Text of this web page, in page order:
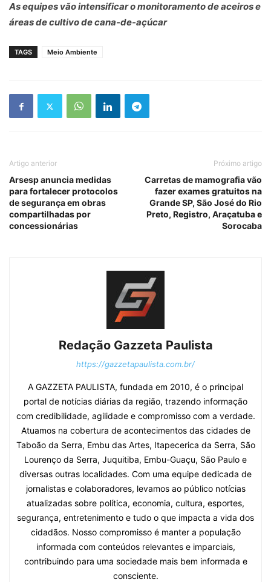
As equipes vão intensificar o monitoramento de aceiros e
áreas de cultivo de cana-de-açúcar
TAGS Meio Ambiente
Artigo anterior
Arsesp anuncia medidas
para fortalecer protocolos
de segurança em obras
compartilhadas por
concessionárias
Próximo artigo
Carretas de mamografia vão
fazer exames gratuitos na
Grande SP, São José do Rio
Preto, Registro, Araçatuba e
Sorocaba
Redação Gazzeta Paulista
https://gazzetapaulista.com.br/
A GAZZETA PAULISTA, fundada em 2010, é o principal
portal de notícias diárias da região, trazendo informação
com credibilidade, agilidade e compromisso com a verdade.
Atuamos na cobertura de acontecimentos das cidades de
Taboão da Serra, Embu das Artes, Itapecerica da Serra, São
Lourenço da Serra, Juquitiba, Embu-Guaçu, São Paulo e
diversas outras localidades. Com uma equipe dedicada de
jornalistas e colaboradores, levamos ao público notícias
atualizadas sobre política, economia, cultura, esportes,
segurança, entretenimento e tudo o que impacta a vida dos
cidadãos. Nosso compromisso é manter a população
informada com conteúdos relevantes e imparciais,
contribuindo para uma sociedade mais bem informada e
consciente.